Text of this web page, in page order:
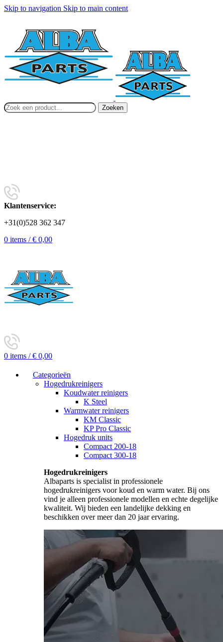
Skip to navigation Skip to main content
Zoeken
Klantenservice:
+31(0)528 362 347
0 items / € 0,00
0 items / € 0,00
Categorieën
Hogedrukreinigers
Koudwater reinigers
K Steel
Warmwater reinigers
KM Classic
KP Pro Classic
Hogedruk units
Compact 200-18
Compact 300-18
Hogedrukreinigers
Albaparts is specialist in professionele
hogedrukreinigers voor koud en warm water. Bij ons
vind je alleen professionele modellen en echte degelijke
kwaliteit. Wij bieden een landelijke dekking en
beschikken over meer dan 20 jaar ervaring.